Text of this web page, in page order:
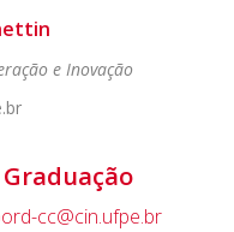
e Inovação
cc@cin.ufpe.br